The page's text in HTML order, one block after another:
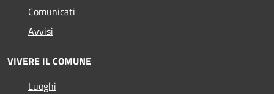
Comunicati
Avvisi
VIVERE IL COMUNE
Luoghi